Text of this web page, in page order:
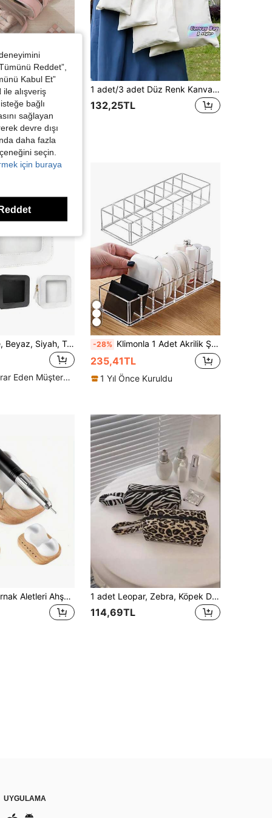
Kore Tarzı Kozmetik Saklama Çantası, Cilt Bakım Çantası, Makyaj Kutusu, Kozmetik Düzenleyici, Nedime Hediyesi, Anneye Hediye, Seyahat Gereçleri, Gemi Turu Gereçleri 1 adet/3 adet Düz Renk Kanvas Çanta, Krem Beyaz Kanvas Alışveriş Çantası, Tekrar Kullanılabilir Kumaş Tote, Kendin Yap, Reklam, Promosyon, Hediye, Seyahat Aktivitesi, Makyaj, Kozmetik, Tatil Düzenleyicisi İçin Uygun Omuz Çantası, El Sanatları İçin Boş Beyaz Çantalar, Yaratıcı Tasarımlarınızı Kendiniz Yapın, Büyük Kapasite, Boho Titreşimleri
132,25TL
1 Adet Pembe, Beyaz, Siyah, Tek Taraflı Şeffaf, Orta Boy Su Geçirmez Makyaj Çantası, Ruj Saklama Çantası, Kadın Makyaj Çantası, Küçük Makyaj Saklama Kutusu, Kadın Seyahat Çantası, Büyük Kapasiteli Makyaj Fırçası Saklama Seyahat Tuvalet Çantası
Yüksek Tekrar Eden Müşteriler
-28% Klimonla 1 Adet Akrilik Şeffaf Masaüstü Kozmetik Düzenleyici, Pudra ve Kompakt Kozmetik Paleti İçin Toz Geçirmez Çekmeceli Saklama Kutusu, Makyaj Araçları Sergileme Rafı, Takı Kutusu, Makyaj Fırçası Tutucu, Parfüm Düzenleyici, Çanta, Kadınlar İçin Hediye
235,41TL
1 Yıl Önce Kuruldu
2'si 1 Arada Tırnak Aletleri Ahşap Cilalama Başlığı Saklama Tahtası 6 Delikli Ahşap Saklama Rafı Sergileme Tabanı Alet Malzemeleri Manikür Öğütücü Saklama Rafı Aletleri Tırnak Aksesuarı 1 adet Leopar, Zebra, Köpek Dişi ve Çiçek Desenli Makyaj Çantası, Makyaj Fırçası Tutucu, Seyahat ve Ev Kullanımına Uygun, Unisex, Her Mevsim, Makyaj Çantası, Seyahat İçin Gerekli Malzeme
114,69TL
UYGULAMA
Reddet”,
Kabul Et”
alışveriş
bağlı
sağlayan
devre dışı
daha fazla
seçin.
için buraya